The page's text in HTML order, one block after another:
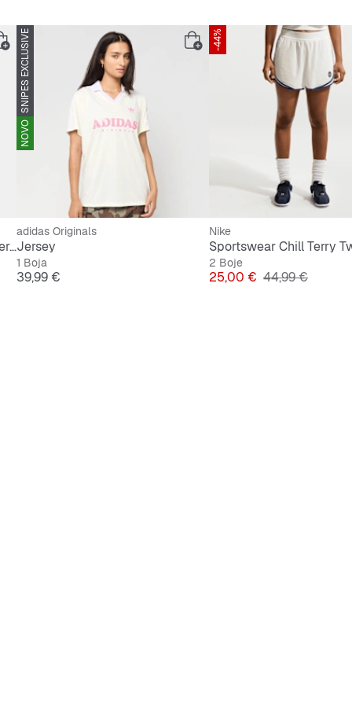
Sportswear Loose Lace Polo Jersey Top
SNIPES EXCLUSIVE
NOVO
adidas Originals
Jersey
1 Boja
Cijena
39,99 €
-44%
Nike
Sportswear Chill Terry
2 Boje
Cijena
25,00 € Originalna
44,99 €